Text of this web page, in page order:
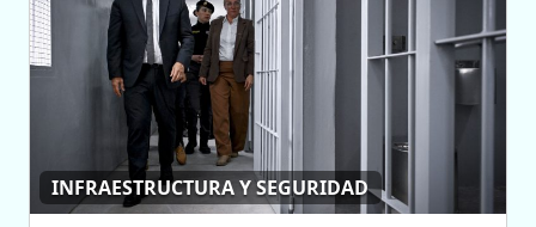
INFRAESTRUCTURA Y SEGURIDAD